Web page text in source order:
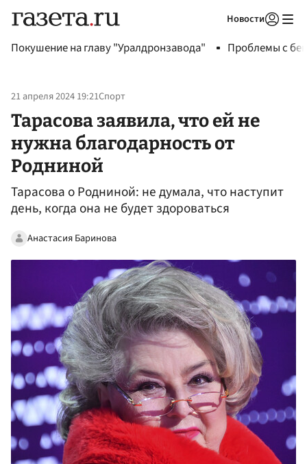
Новости
Покушение на главу "Уралдронзавода" Проблемы с
21 апреля 2024 19:21Спорт
Тарасова заявила, что ей не
нужна благодарность от
Родниной
Тарасова о Родниной: не думала, что наступит
день, когда она не будет здороваться
Анастасия Баринова